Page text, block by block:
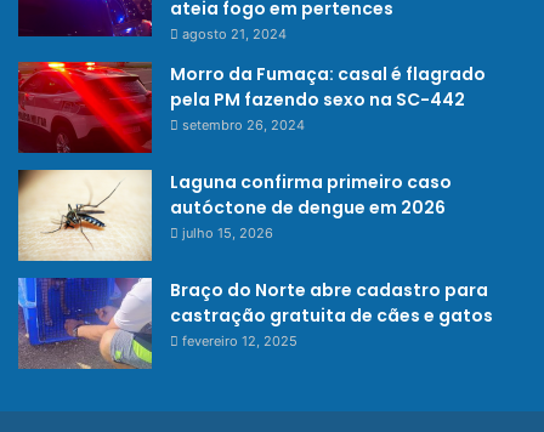
ateia fogo em pertences
agosto 21, 2024
Morro da Fumaça: casal é flagrado
pela PM fazendo sexo na SC-442
setembro 26, 2024
Laguna confirma primeiro caso
autóctone de dengue em 2026
julho 15, 2026
Braço do Norte abre cadastro para
castração gratuita de cães e gatos
fevereiro 12, 2025